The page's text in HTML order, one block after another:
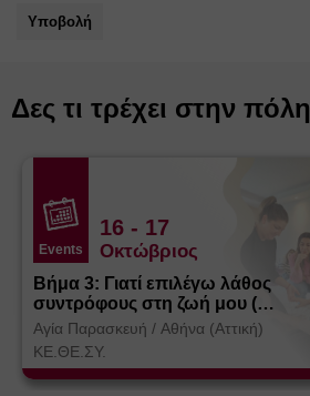
Υποβολή
Δες τι τρέχει στην πόλη
Events
16 - 17
Οκτώβριος
Βήμα 3: Γιατί επιλέγω λάθος
συντρόφους στη ζωή μου (
Θεσσαλονίκη)
Αγία Παρασκευή / Αθήνα (Αττική)
ΚΕ.ΘΕ.ΣΥ.